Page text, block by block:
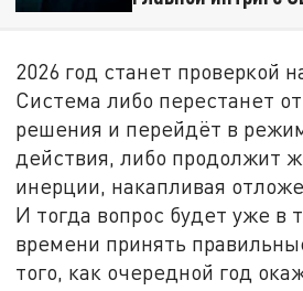
2026 год станет проверкой
Система либо перестанет
решения и перейдёт в
действия, либо продолжит
инерции, накапливая
И тогда вопрос будет уже в
времени принять
того, как очередной год